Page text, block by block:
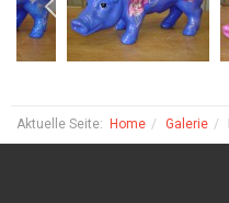
Aktuelle Seite: Home Galerie